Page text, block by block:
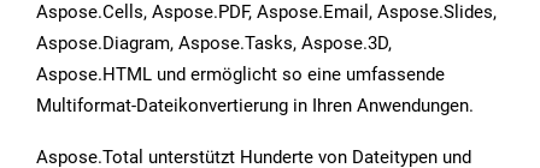
Aspose.Cells, Aspose.PDF, Aspose.Email, Aspose.Slides,
Aspose.Diagram, Aspose.Tasks, Aspose.3D,
Aspose.HTML und ermöglicht so eine umfassende
Multiformat-Dateikonvertierung in Ihren Anwendungen.
Aspose.Total unterstützt Hunderte von Dateitypen und